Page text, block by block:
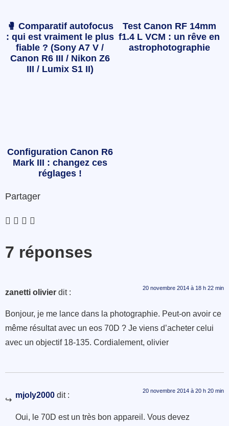
🥊 Comparatif autofocus
: qui est vraiment le plus
fiable ? (Sony A7 V /
Canon R6 III / Nikon Z6
III / Lumix S1 II)
Test Canon RF 14mm
f1.4 L VCM : un rêve en
astrophotographie
Configuration Canon R6
Mark III : changez ces
réglages !
Partager
7 réponses
zanetti olivier dit : 20 novembre 2014 à 18 h 22 min
Bonjour, je me lance dans la photographie. Peut-on avoir ce
même résultat avec un eos 70D ? Je viens d’acheter celui
avec un objectif 18-135. Cordialement, olivier
mjoly2000 dit : 20 novembre 2014 à 20 h 20 min
Oui, le 70D est un très bon appareil. Vous devez